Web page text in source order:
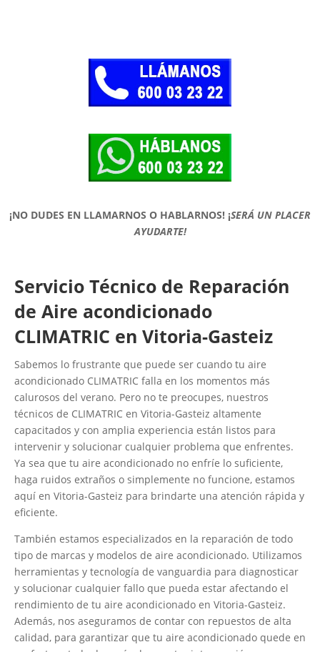
¡NO DUDES EN LLAMARNOS O HABLARNOS! ¡SERÁ UN PLACER
AYUDARTE!
Servicio Técnico de Reparación
de Aire acondicionado
CLIMATRIC en Vitoria-Gasteiz
Sabemos lo frustrante que puede ser cuando tu aire
acondicionado CLIMATRIC falla en los momentos más
calurosos del verano. Pero no te preocupes, nuestros
técnicos de CLIMATRIC en Vitoria-Gasteiz altamente
capacitados y con amplia experiencia están listos para
intervenir y solucionar cualquier problema que enfrentes.
Ya sea que tu aire acondicionado no enfríe lo suficiente,
haga ruidos extraños o simplemente no funcione, estamos
aquí en Vitoria-Gasteiz para brindarte una atención rápida y
eficiente.
También estamos especializados en la reparación de todo
tipo de marcas y modelos de aire acondicionado. Utilizamos
herramientas y tecnología de vanguardia para diagnosticar
y solucionar cualquier fallo que pueda estar afectando el
rendimiento de tu aire acondicionado en Vitoria-Gasteiz.
Además, nos aseguramos de contar con repuestos de alta
calidad, para garantizar que tu aire acondicionado quede en